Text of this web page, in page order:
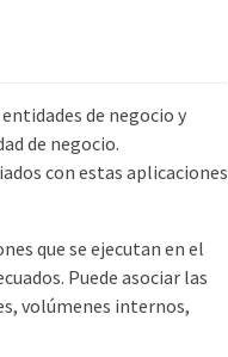
de negocio y
de negocio.
con estas aplicaciones
que se ejecutan en el
Puede asociar las
volúmenes internos,